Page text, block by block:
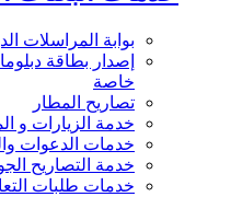
بوابة المراسلات
إصدار بطاقة
خاصة
تصاريح المطار
خدمة الزيارات و
خدمات الدعوات
خدمة التصاريح
خدمات طلبات